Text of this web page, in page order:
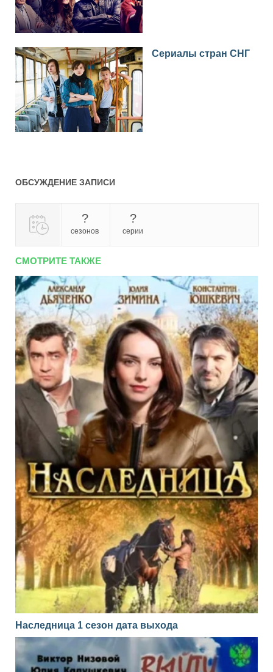
Сериалы стран СНГ
ОБСУЖДЕНИЕ ЗАПИСИ
?
сезонов
?
серии
СМОТРИТЕ ТАКЖЕ
Наследница 1 сезон дата выхода